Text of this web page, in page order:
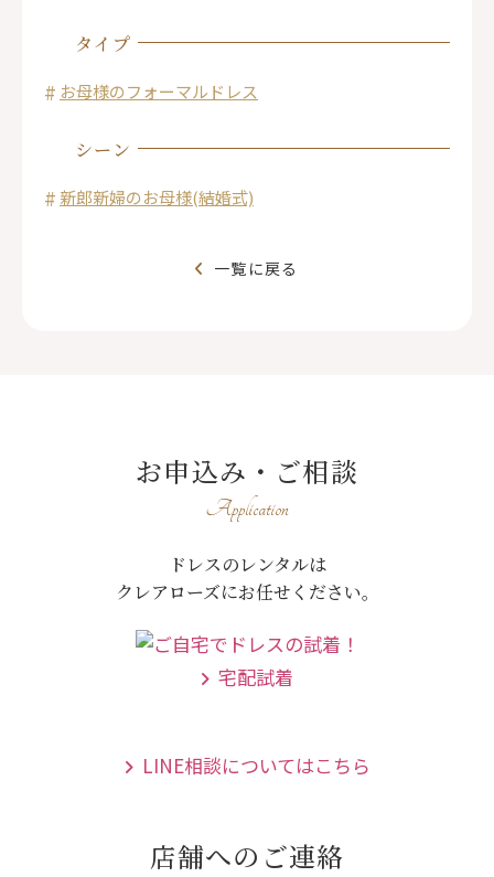
タイプ
お母様のフォーマルドレス
シーン
新郎新婦のお母様(結婚式)
一覧に戻る
お申込み・ご相談
Application
ドレスのレンタルは
クレアローズにお任せください。
宅配試着
LINE相談についてはこちら
店舗へのご連絡